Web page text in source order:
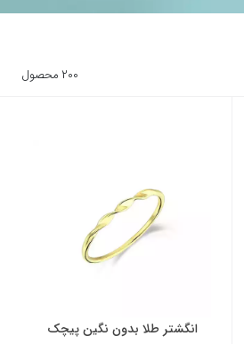
200 محصول
انگشتر طلا بدون نگین پیچک